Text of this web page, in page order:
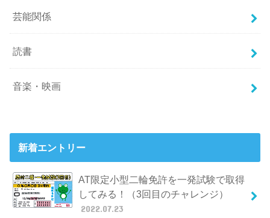
芸能関係
読書
音楽・映画
新着エントリー
AT限定小型二輪免許を一発試験で取得
してみる！（3回目のチャレンジ）
2022.07.23